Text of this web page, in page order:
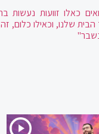
כאלו זוועות נעשות
הבית שלנו, וכאילו כלום,